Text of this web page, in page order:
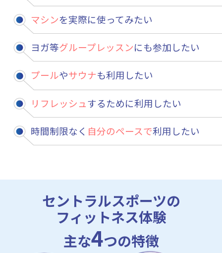
マシンを実際に使ってみたい
ヨガ等グループレッスンにも参加したい
プールやサウナも利用したい
リフレッシュするために利用したい
時間制限なく 自分のペースで利用したい
セントラルスポーツの
フィットネス体験
主な4つの特徴